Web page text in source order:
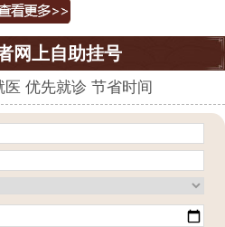
网上自助挂号
医 优先就诊 节省时间